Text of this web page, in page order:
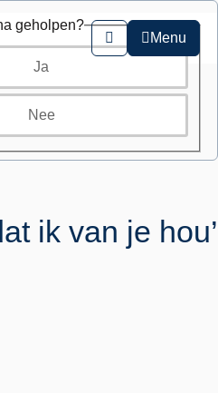
Zoeken
Menu
ik van je hou’
geholpen?
Ja
Nee